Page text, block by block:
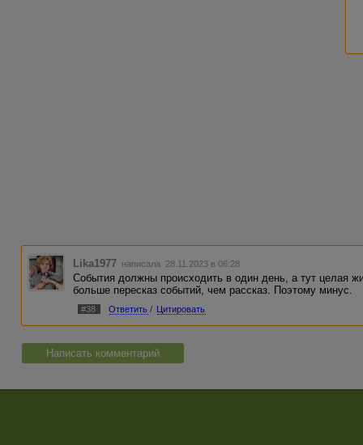
Lika1977 написала 28.11.2023 в 06:28
События должны происходить в один день, а тут целая
больше пересказ событий, чем рассказ. Поэтому минус.
#38 Ответить / Цитировать
Написать комментарий